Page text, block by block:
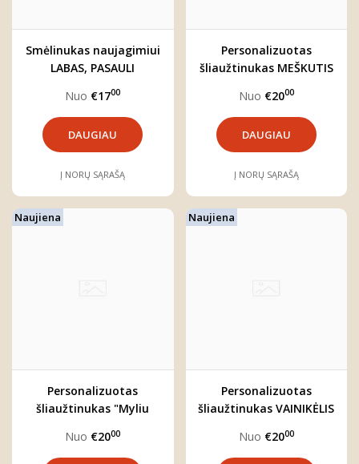
Smėlinukas naujagimiui
LABAS, PASAULI
Nuo €1700
DAUGIAU
Į NORŲ SĄRAŠĄ
Personalizuotas
šliaužtinukas MEŠKUTIS
Nuo €2000
DAUGIAU
Į NORŲ SĄRAŠĄ
Naujiena
Personalizuotas
šliaužtinukas "Myliu
Nuo €2000
Naujiena
Personalizuotas
šliaužtinukas VAINIKĖLIS
Nuo €2000